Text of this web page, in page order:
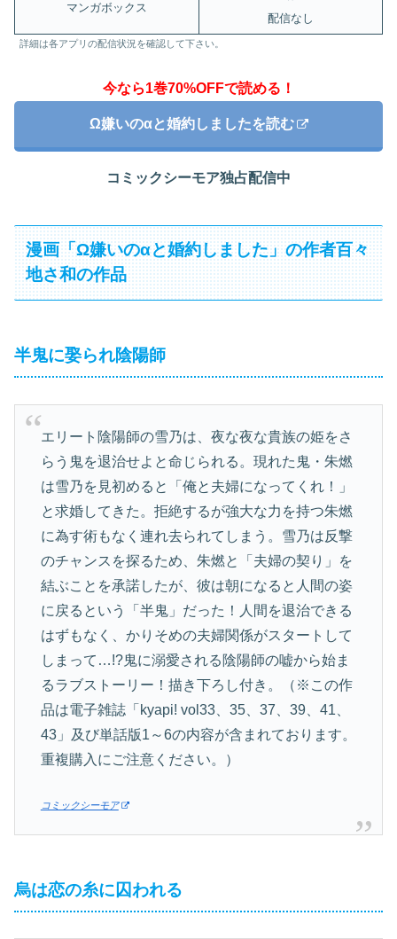
マンガボックス
配信なし
詳細は各アプリの配信状況を確認して下さい。
今なら1巻70%OFFで読める！
Ω嫌いのαと婚約しましたを読む
コミックシーモア独占配信中
漫画「Ω嫌いのαと婚約しました」の作者百々
地さ和の作品
半鬼に娶られ陰陽師
エリート陰陽師の雪乃は、夜な夜な貴族の姫をさ
らう鬼を退治せよと命じられる。現れた鬼・朱燃
は雪乃を見初めると「俺と夫婦になってくれ！」
と求婚してきた。拒絶するが強大な力を持つ朱燃
に為す術もなく連れ去られてしまう。雪乃は反撃
のチャンスを探るため、朱燃と「夫婦の契り」を
結ぶことを承諾したが、彼は朝になると人間の姿
に戻るという「半鬼」だった！人間を退治できる
はずもなく、かりそめの夫婦関係がスタートして
しまって…!?鬼に溺愛される陰陽師の嘘から始ま
るラブストーリー！描き下ろし付き。（※この作
品は電子雑誌「kyapi! vol33、35、37、39、41、
43」及び単話版1～6の内容が含まれております。
重複購入にご注意ください。）
コミックシーモア
烏は恋の糸に囚われる